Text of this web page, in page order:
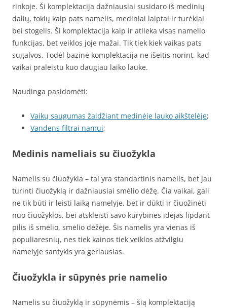
rinkoje. Ši komplektacija dažniausiai susidaro iš medinių
dalių, tokių kaip pats namelis, mediniai laiptai ir turėklai
bei stogelis. Ši komplektacija kaip ir atlieka visas namelio
funkcijas, bet veiklos joje mažai. Tik tiek kiek vaikas pats
sugalvos. Todėl bazinė komplektacija ne išeitis norint, kad
vaikai praleistu kuo daugiau laiko lauke.
Naudinga pasidomėti:
Vaikų saugumas žaidžiant medinėje lauko aikštelėje;
Vandens filtrai namui;
Medinis nameliais su čiuožykla
Namelis su čiuožykla – tai yra standartinis namelis, bet jau
turinti čiuožyklą ir dažniausiai smėlio dėžę. Čia vaikai, gali
ne tik būti ir leisti laiką namelyje, bet ir dūkti ir čiuožinėti
nuo čiuožyklos, bei atskleisti savo kūrybines idėjas lipdant
pilis iš smėlio, smėlio dėžėje. Šis namelis yra vienas iš
populiaresnių, nes tiek kainos tiek veiklos atžvilgiu
namelyje santykis yra geriausias.
Čiuožykla ir sūpynės prie namelio
Namelis su čiuožyklą ir sūpynėmis – šią komplektaciją